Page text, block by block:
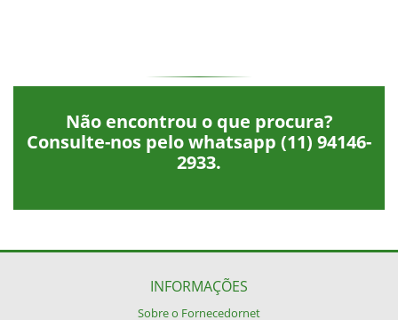
Não encontrou o que procura?
Consulte-nos pelo whatsapp (11) 94146-
2933.
INFORMAÇÕES
Sobre o Fornecedornet